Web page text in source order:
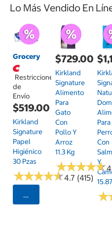
Lo Más Vendido En
Grocery
Restricciones
de
Envío
$519.00
Kirkland
Signature
Papel
Higiénico
30 Pzas
★★★★★
★★★★★4.7 (415)
Seleccionar Código
$729.00
Kirkland
Signature
Alimento
Para
Gato
Con
Pollo Y
Arroz
11.3 Kg
★★★★★
★★★★★
Para
Con
Y
★
★